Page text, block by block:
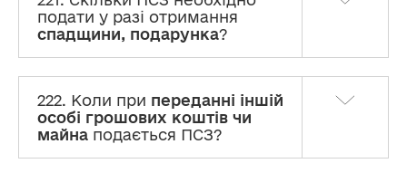
І. Види декларацій та порядок їх подання
ІІІ. Члени сім’ї суб’єкта декларування
IV. Загальні положення щодо відображення
подати у разі отримання
спадщини, подарунка?
222. Коли при переданні іншій
особі грошових коштів чи
майна подається ПСЗ?